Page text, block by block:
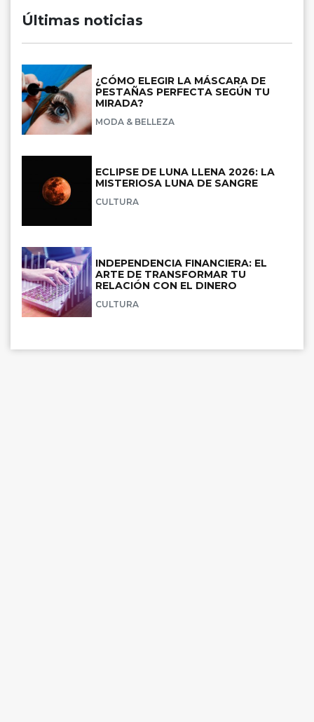
Últimas noticias
¿CÓMO ELEGIR LA MÁSCARA DE
PESTAÑAS PERFECTA SEGÚN TU
MIRADA?
MODA & BELLEZA
ECLIPSE DE LUNA LLENA 2026: LA
MISTERIOSA LUNA DE SANGRE
CULTURA
INDEPENDENCIA FINANCIERA: EL
ARTE DE TRANSFORMAR TU
RELACIÓN CON EL DINERO
CULTURA